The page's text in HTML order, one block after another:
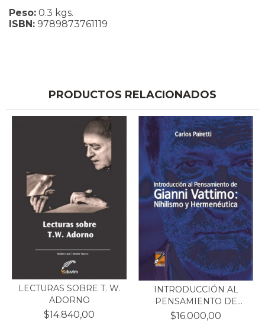
Peso: 0.3 kgs.
ISBN: 9789873761119
PRODUCTOS RELACIONADOS
LECTURAS SOBRE T. W.
ADORNO
$14.840,00
INTRODUCCIÓN AL
PENSAMIENTO DE
GIANNI VA...
$16.000,00